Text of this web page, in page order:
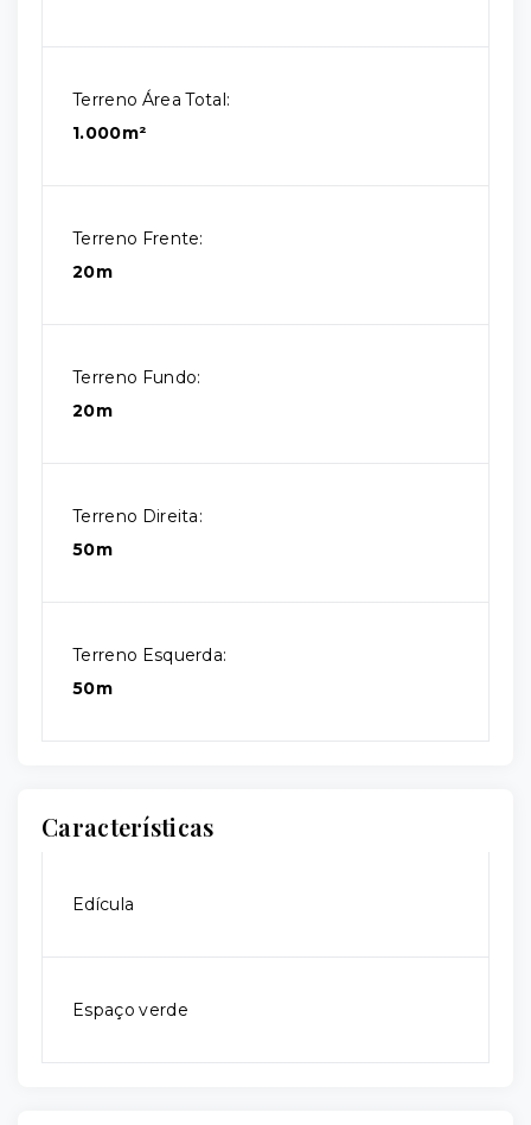
Terreno Área Total:
1.000m²
Terreno Frente:
20m
Terreno Fundo:
20m
Terreno Direita:
50m
Terreno Esquerda:
50m
Características
Edícula
Espaço verde